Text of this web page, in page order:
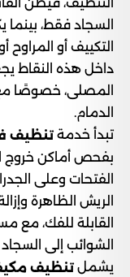
السجاد فقط،
التكييف أو المراوح
داخل هذه النقاط
المصلى، خصوصًا
الدمام.
تبدأ خدمةتنظيف
بفحص أماكن خروج
الفتحات وعلى
الريش الظاهرة
القابلة للفك، مع
الشوائب إلى
يشملتنظيف